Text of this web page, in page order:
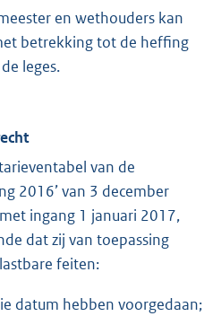
en wethouders kan
betrekking tot de heffing
leges.
van de
2016’ van 3 december
ingang 1 januari 2017,
dat zij van toepassing
feiten:
datum hebben voorgedaan;